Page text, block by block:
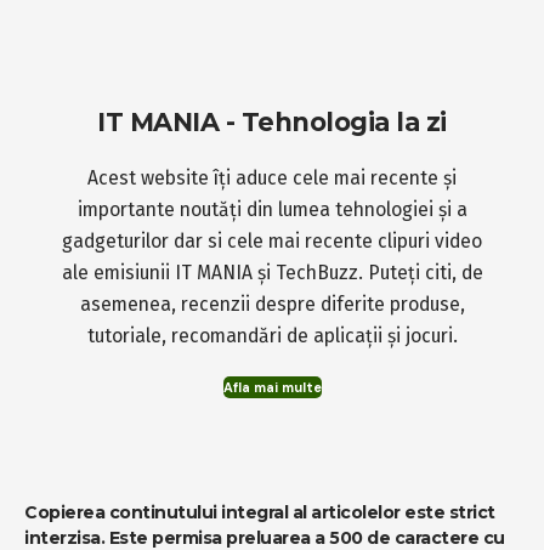
IT MANIA - Tehnologia la zi
Acest website îți aduce cele mai recente și
importante noutăți din lumea tehnologiei și a
gadgeturilor dar si cele mai recente clipuri video
ale emisiunii IT MANIA și TechBuzz. Puteți citi, de
asemenea, recenzii despre diferite produse,
tutoriale, recomandări de aplicații și jocuri.
Afla mai multe
Copierea continutului integral al articolelor este strict
interzisa. Este permisa preluarea a 500 de caractere cu